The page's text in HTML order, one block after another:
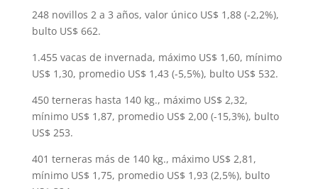
248 novillos 2 a 3 años, valor único US$ 1,88 (-2,2%),
bulto US$ 662.
1.455 vacas de invernada, máximo US$ 1,60, mínimo
US$ 1,30, promedio US$ 1,43 (-5,5%), bulto US$ 532.
450 terneras hasta 140 kg., máximo US$ 2,32,
mínimo US$ 1,87, promedio US$ 2,00 (-15,3%), bulto
US$ 253.
401 terneras más de 140 kg., máximo US$ 2,81,
mínimo US$ 1,75, promedio US$ 1,93 (2,5%), bulto